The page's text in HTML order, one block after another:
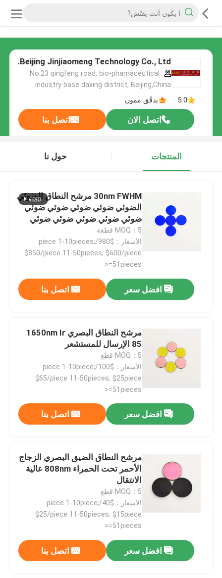
Beijing Jinjiaomeng Technology Co., Ltd.
No.23 qingfeng road, bio-phamaceutical
industry base daxing district, Beijing,China
5.0
يدقّق ممون
اتصل الان اتصل بنا
المنتجات حول نا
30nm FWHM مرشح النطاق الضوئي
الضوئي ضوئي ضوئي ضوئي ضوئي
ضوئي ضوئي ضوئي ضوئي ضوئي
ضوئي ضوئي ضوئي ضوئي ضوئي
ضوئي ضوئي ضوئي ضوئي ضوئي
ضوئي ضوئي ضوئي ضوئي ضوئي
ضوئي ضوئي
MOQ：5 قطعة
الأسعار：$980/piece 1-10pieces;
$850/piece 11-50pieces; $600/piece
>=51pieces
افضل سعر اتصل بنا
مرشح النطاق البصري 1650nm Ir
85 الإرسال للمستشعر
MOQ：5 قطع
الأسعار：$100/piece 1-10piece;
$65/piece 11-50pieces; $25piece
>=51pieces
افضل سعر اتصل بنا
مرشح النطاق الضيق البصري الزجاج
الأحمر تحت الحمراء 808nm عالية
الانتقال
MOQ：5 قطع
الأسعار：$40/piece 1-10piece;
$25/piece 11-50pieces; $15piece
>=51pieces
افضل سعر اتصل بنا